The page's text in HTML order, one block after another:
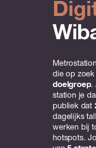
die op
doelgroep.
station je
publiek dat
dagelijks
werken bij
hotspots.